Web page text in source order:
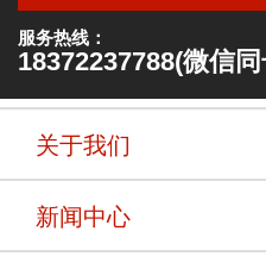
服务热线：
18372237788(微信
关于我们
新闻中心